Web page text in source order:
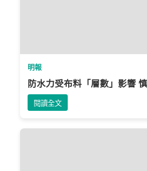
明報
防水力受布料「層數」影響
閱讀全文